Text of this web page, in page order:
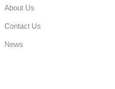
About Us
Contact Us
News